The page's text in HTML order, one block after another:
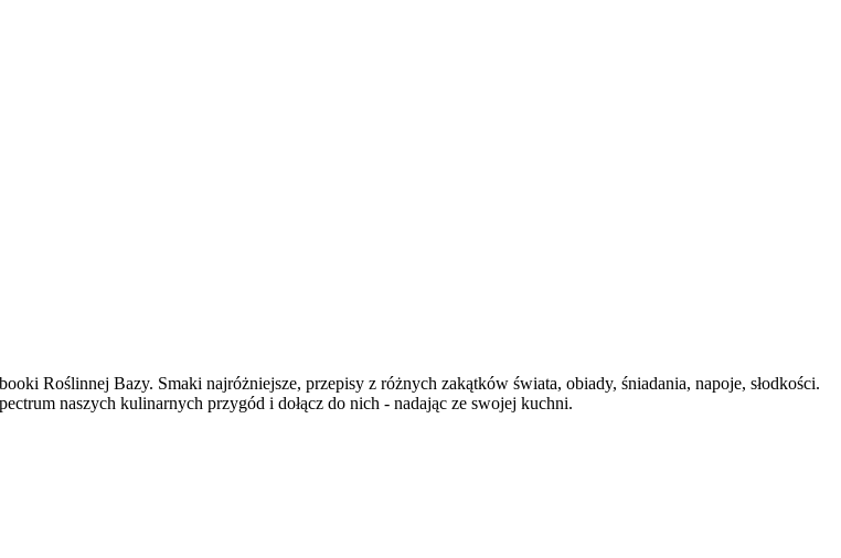
Roślinnej Bazy. Smaki najróżniejsze, przepisy z różnych zakątków świata, obiady, śniadania, napoje, słodkości.
naszych kulinarnych przygód i dołącz do nich - nadając ze swojej kuchni.